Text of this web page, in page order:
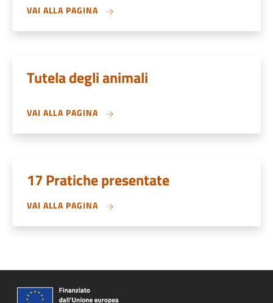
VAI ALLA PAGINA
Tutela degli animali
VAI ALLA PAGINA
17 Pratiche presentate
VAI ALLA PAGINA